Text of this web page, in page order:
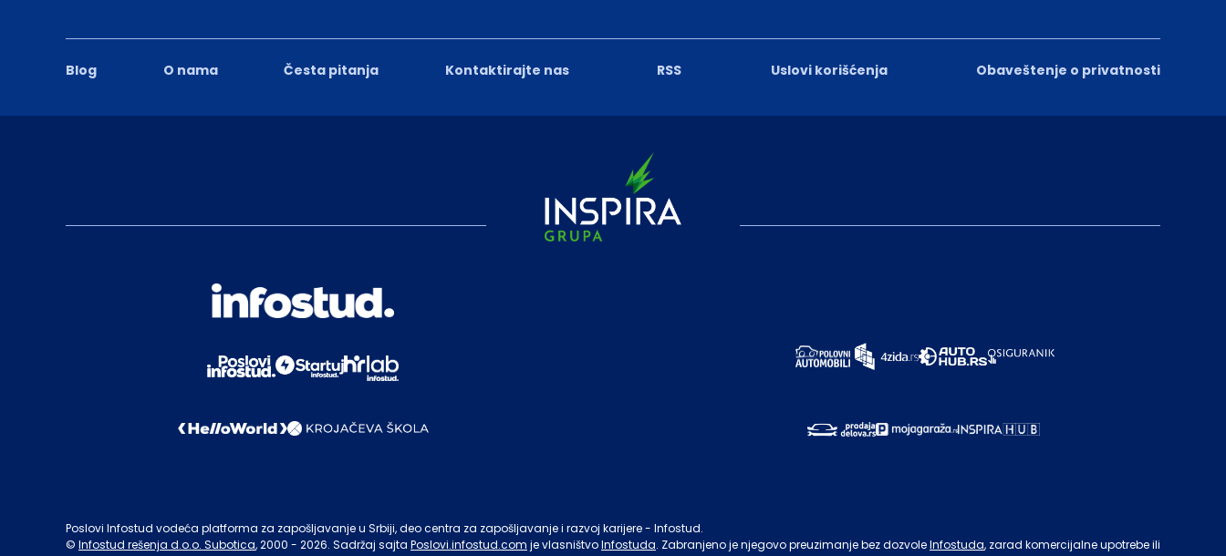
Blog O nama Česta pitanja Kontaktirajte nas RSS Uslovi korišćenja Obaveštenje o privatnosti
Poslovi Infostud vodeća platforma za zapošljavanje u Srbiji, deo centra za zapošljavanje i razvoj karijere - Infostud.
© Infostud rešenja d.o.o. Subotica, 2000 - 2026. Sadržaj sajta Poslovi.infostud.com je vlasništvoInfostuda. Zabranjeno je njegovo preuzimanje bez dozvoleInfostuda, zarad komercijalne upotrebe ili